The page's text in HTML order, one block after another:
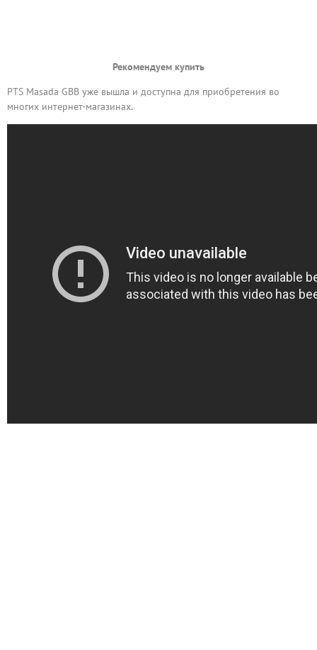
Рекомендуем купить
PTS Masada GBB уже вышла и доступна для приобретения во
многих интернет-магазинах.